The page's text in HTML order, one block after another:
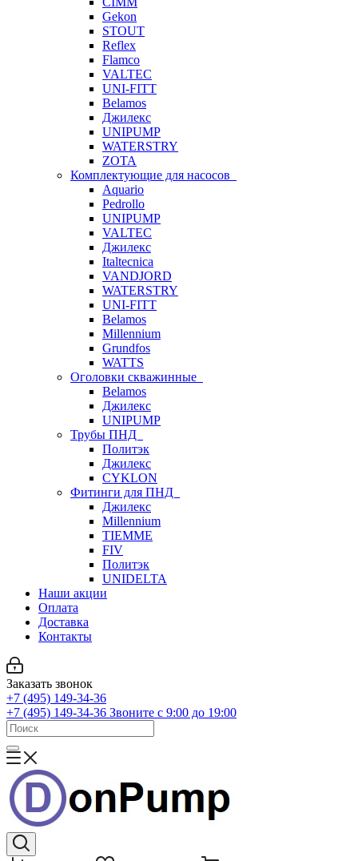
Gekon
STOUT
Reflex
Flamco
VALTEC
UNI-FITT
Belamos
Джилекс
UNIPUMP
WATERSTRY
ZOTA
Комплектующие для насосов
Aquario
Pedrollo
UNIPUMP
VALTEC
Джилекс
Italtecnica
VANDJORD
WATERSTRY
UNI-FITT
Belamos
Millennium
Grundfos
WATTS
Оголовки скважинные
Belamos
Джилекс
UNIPUMP
Трубы ПНД
Политэк
Джилекс
CYKLON
Фитинги для ПНД
Джилекс
Millennium
TIEMME
FIV
Политэк
UNIDELTA
Наши акции
Оплата
Доставка
Контакты
Заказать звонок
+7 (495) 149-34-36
+7 (495) 149-34-36 Звоните с 9:00 до 19:00